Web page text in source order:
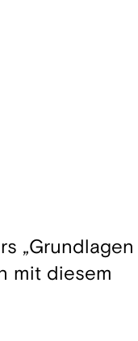
„Grundlagen
mit diesem